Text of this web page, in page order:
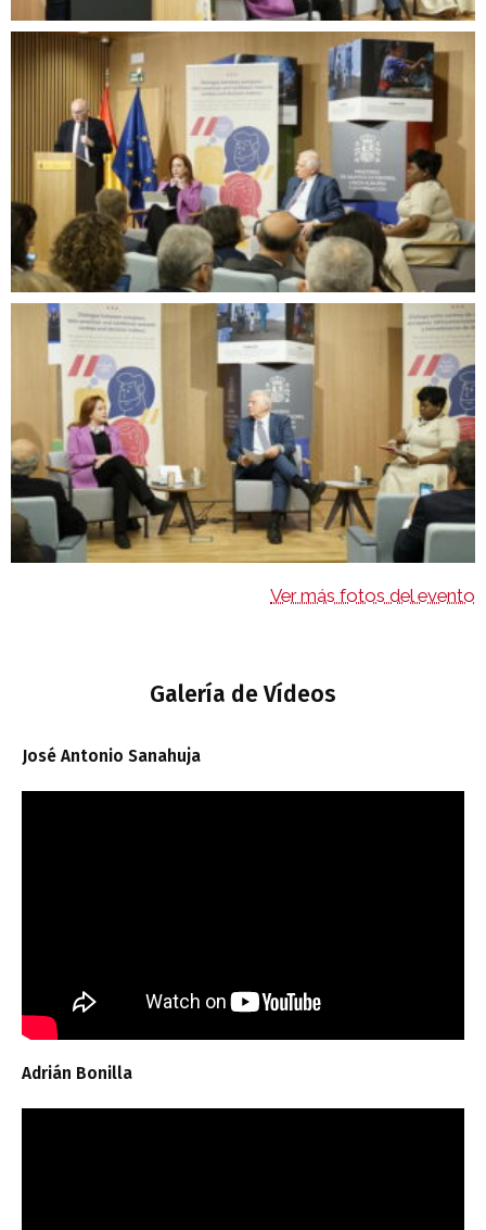
Ver más fotos del evento
Galería de Vídeos
José Antonio Sanahuja
Adrián Bonilla